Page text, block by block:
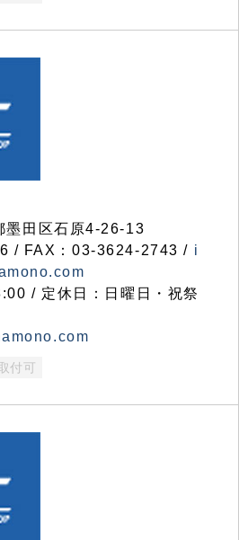
田区石原4-26-13
/ FAX：03-3624-2743 / i
/ 定休日：日曜日・祝祭
付可